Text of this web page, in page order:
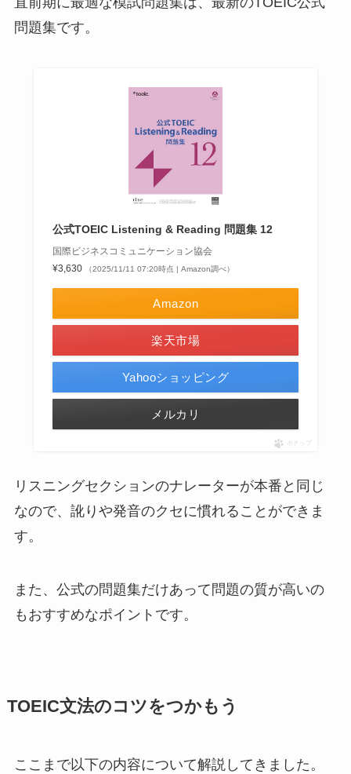
問題集です。
公式TOEIC Listening & Reading 問題集 12
国際ビジネスコミュニケーション協会
¥3,630
（2025/11/11 07:20時点 | Amazon調べ）
Amazon
楽天市場
Yahooショッピング
メルカリ
ポチップ
リスニングセクションのナレーターが本番と同じ
なので、訛りや発音のクセに慣れることができま
す。
また、公式の問題集だけあって問題の質が高いの
もおすすめなポイントです。
TOEIC文法のコツをつかもう
ここまで以下の内容について解説してきました。